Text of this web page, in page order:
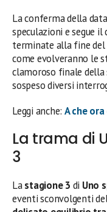
La conferma della
speculazioni e segue
terminate alla fine del
come evolveranno le
clamoroso finale della
sospeso diversi
Leggi anche: A che ora
La trama di
3
Lastagione 3 di Uno
eventi sconvolgenti